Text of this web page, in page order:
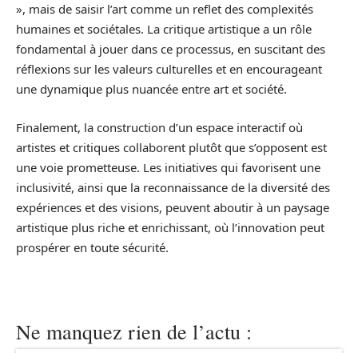
», mais de saisir l’art comme un reflet des complexités
humaines et sociétales. La critique artistique a un rôle
fondamental à jouer dans ce processus, en suscitant des
réflexions sur les valeurs culturelles et en encourageant
une dynamique plus nuancée entre art et société.
Finalement, la construction d’un espace interactif où
artistes et critiques collaborent plutôt que s’opposent est
une voie prometteuse. Les initiatives qui favorisent une
inclusivité, ainsi que la reconnaissance de la diversité des
expériences et des visions, peuvent aboutir à un paysage
artistique plus riche et enrichissant, où l’innovation peut
prospérer en toute sécurité.
Ne manquez rien de l’actu :